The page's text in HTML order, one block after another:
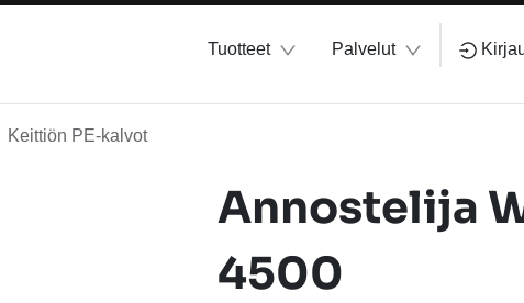
Tuotteet Palvelut
Keittiön PE-kalvot
Annostelija
4500